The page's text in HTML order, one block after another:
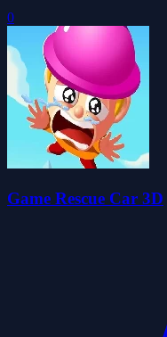
0
Game Rescue Car 3D